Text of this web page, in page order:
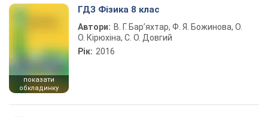
показати
обкладинку
ГДЗ Фізика 8 клас
Автори: В. Г. Бар’яхтар, Ф. Я. Божинова, О.
О. Кірюхіна, С. О. Довгий
Рік: 2016